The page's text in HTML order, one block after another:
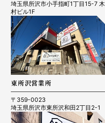
埼玉県所沢市小手指町1丁目15-7 木
村ビル1F
東所沢営業所
〒359-0023
埼玉県所沢市東所沢和田2丁目2-1